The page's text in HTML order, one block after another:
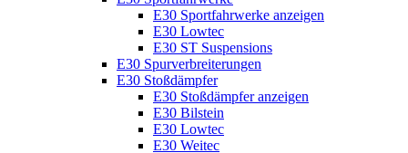
E30 Sportfahrwerke anzeigen
E30 Lowtec
E30 ST Suspensions
E30 Spurverbreiterungen
E30 Stoßdämpfer
E30 Stoßdämpfer anzeigen
E30 Bilstein
E30 Lowtec
E30 Weitec